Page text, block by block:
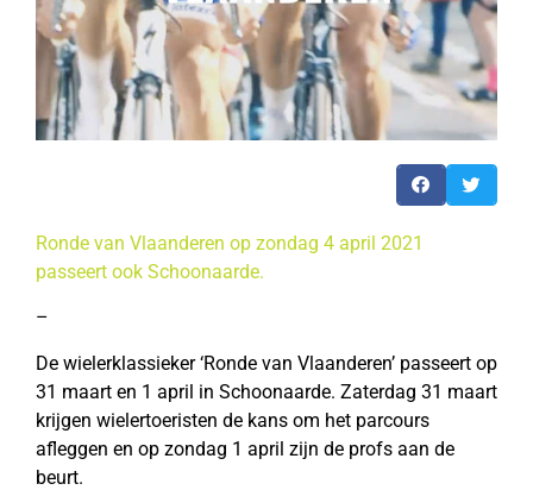
Ronde van Vlaanderen op zondag 4 april 2021
passeert ook Schoonaarde.
–
De wielerklassieker ‘Ronde van Vlaanderen’ passeert op
31 maart en 1 april in Schoonaarde. Zaterdag 31 maart
krijgen wielertoeristen de kans om het parcours
afleggen en op zondag 1 april zijn de profs aan de
beurt.